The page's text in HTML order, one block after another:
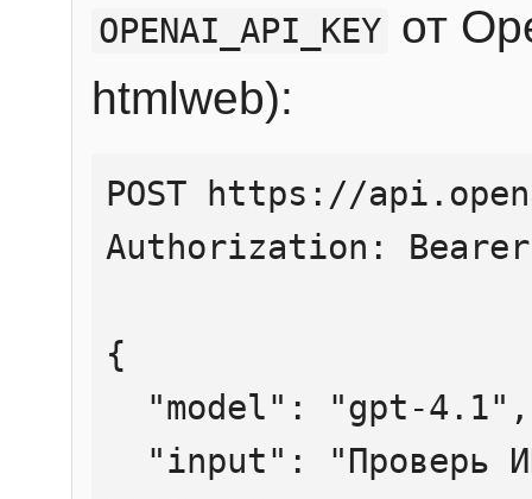
OPENAI_API_KEY от
htmlweb):
POST https://
Authorization:
{